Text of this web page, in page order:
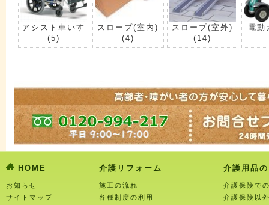
アシスト車いす
(5)
スロープ(室内)
(4)
スロープ(室外)
(14)
電動
HOME
お知らせ
サイトマップ
介護リフォーム
施工の流れ
各種制度の利用
介護用品
介護保険で
介護保険以